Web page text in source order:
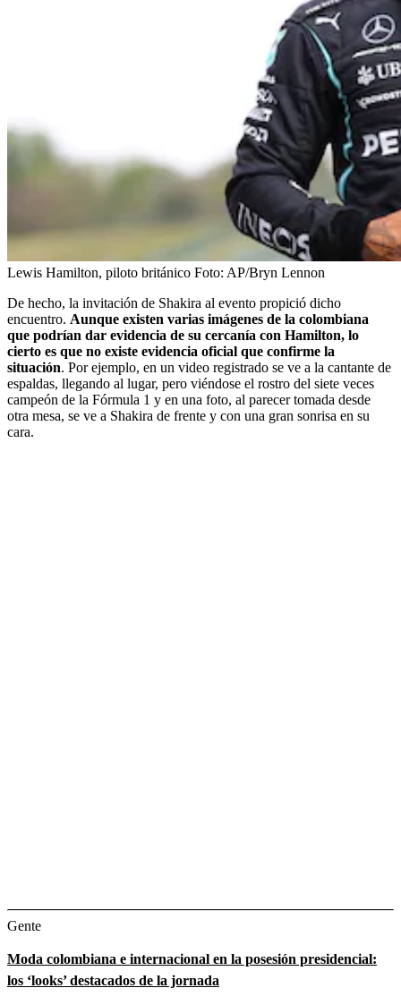
Lewis Hamilton, piloto británico Foto: AP/Bryn Lennon
De hecho, la invitación de Shakira al evento propició dicho
encuentro. Aunque existen varias imágenes de la colombiana
que podrían dar evidencia de su cercanía con Hamilton, lo
cierto es que no existe evidencia oficial que confirme la
situación. Por ejemplo, en un video registrado se ve a la cantante de
espaldas, llegando al lugar, pero viéndose el rostro del siete veces
campeón de la Fórmula 1 y en una foto, al parecer tomada desde
otra mesa, se ve a Shakira de frente y con una gran sonrisa en su
cara.
Gente
Moda colombiana e internacional en la posesión presidencial:
los ‘looks’ destacados de la jornada